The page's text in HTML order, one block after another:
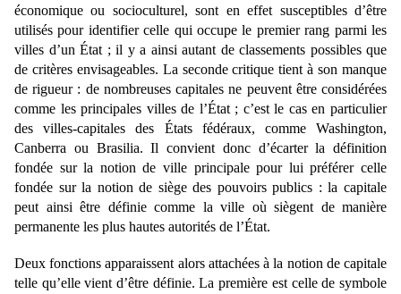
économique ou socioculturel, sont en effet susceptibles d’être
utilisés pour identifier celle qui occupe le premier rang parmi les
villes d’un État ; il y a ainsi autant de classements possibles que
de critères envisageables. La seconde critique tient à son manque
de rigueur : de nombreuses capitales ne peuvent être considérées
comme les principales villes de l’État ; c’est le cas en particulier
des villes-capitales des États fédéraux,
comme Washington,
Canberra ou Brasilia. Il convient donc d’écarter la définition
fondée sur la notion de ville principale pour lui préférer celle
fondée sur la notion de siège des pouvoirs publics : la capitale
peut ainsi être définie comme la ville où siègent de manière
permanente les plus hautes autorités de l’État.
Deux fonctions apparaissent alors attachées à la notion de capitale
telle qu’elle vient d’être définie. La première est celle de symbole